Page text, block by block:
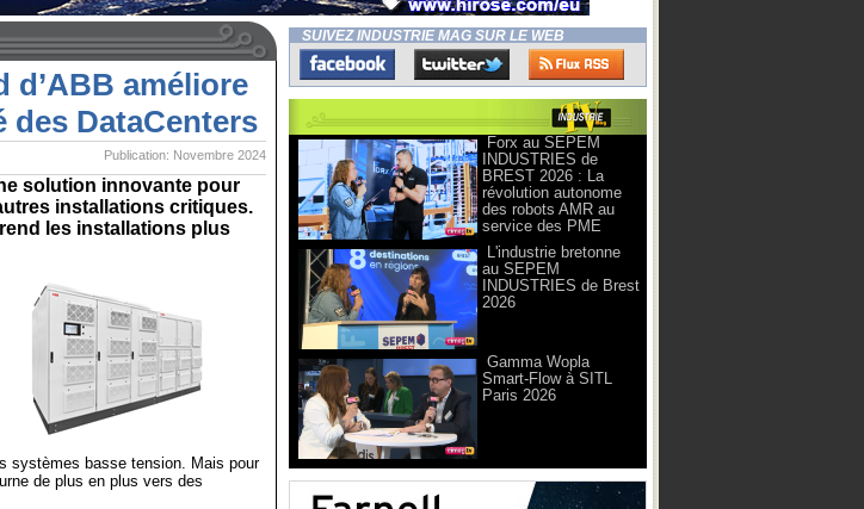
d’ABB améliore
des DataCenters
Publication: Novembre 2024
solution innovante pour
installations critiques.
les installations plus
systèmes basse tension. Mais pour
de plus en plus vers des
SUIVEZ INDUSTRIE MAG SUR LE WEB
Forx au SEPEM
INDUSTRIES de
BREST 2026 : La
révolution autonome
des robots AMR au
service des PME
L'industrie bretonne
au SEPEM
INDUSTRIES de Brest
2026
Gamma Wopla
Smart-Flow à SITL
Paris 2026